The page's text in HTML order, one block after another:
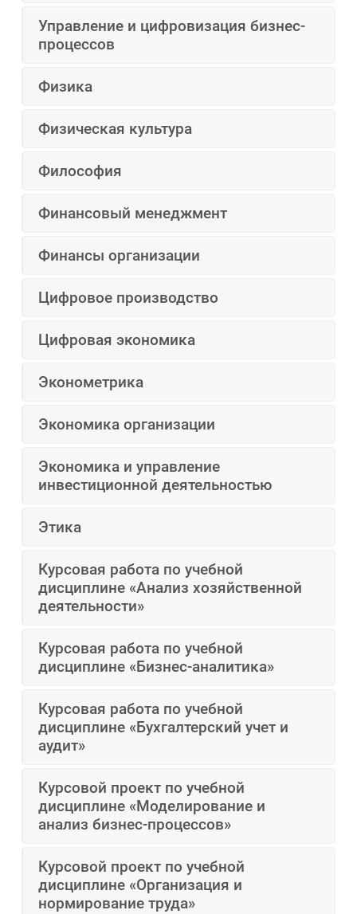
Управление и цифровизация бизнес-
процессов
Физика
Физическая культура
Философия
Финансовый менеджмент
Финансы организации
Цифровое производство
Цифровая экономика
Эконометрика
Экономика организации
Экономика и управление
инвестиционной деятельностью
Этика
Курсовая работа по учебной
дисциплине «Анализ хозяйственной
деятельности»
Курсовая работа по учебной
дисциплине «Бизнес-аналитика»
Курсовая работа по учебной
дисциплине «Бухгалтерский учет и
аудит»
Курсовой проект по учебной
дисциплине «Моделирование и
анализ бизнес-процессов»
Курсовой проект по учебной
дисциплине «Организация и
нормирование труда»